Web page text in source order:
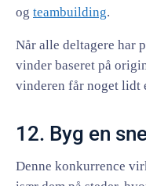
og teambuilding.
Når alle deltagere har
vinder baseret på
vinderen får noget lidt
12. Byg en
Denne konkurrence